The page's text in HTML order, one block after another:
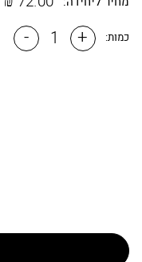
כמות: +
-